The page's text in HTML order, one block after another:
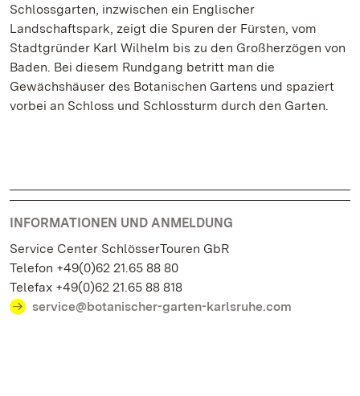
Schlossgarten, inzwischen ein Englischer
Landschaftspark, zeigt die Spuren der Fürsten, vom
Stadtgründer Karl Wilhelm bis zu den Großherzögen von
Baden. Bei diesem Rundgang betritt man die
Gewächshäuser des Botanischen Gartens und spaziert
vorbei an Schloss und Schlossturm durch den Garten.
INFORMATIONEN UND ANMELDUNG
Service Center SchlösserTouren GbR
Telefon +49(0)62 21.65 88 80
Telefax +49(0)62 21.65 88 818
service@botanischer-garten-karlsruhe.com